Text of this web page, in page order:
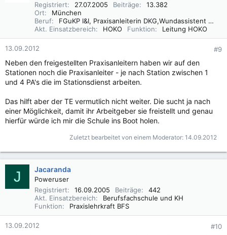
Registriert 27.07.2005 Beiträge
13.382
Ort
München
Beruf
FGuKP I&I, Praxisanleiterin DKG,Wundassistent WaCert DGfW, Rettungsassistentin, Diätassistentin
Akt. Einsatzbereich
HOKO Funktion Leitung HOKO
13.09.2012 #9
Neben den freigestellten Praxisanleitern haben wir auf den
Stationen noch die Praxisanleiter - je nach Station zwischen 1
und 4 PA's die im Stationsdienst arbeiten.
Das hilft aber der TE vermutlich nicht weiter. Die sucht ja nach
einer Möglichkeit, damit ihr Arbeitgeber sie freistellt und genau
hierfür würde ich mir die Schule ins Boot holen.
Zuletzt bearbeitet von einem Moderator: 14.09.2012
J Jacaranda
Poweruser
Registriert
16.09.2005 Beiträge
442
Akt. Einsatzbereich
Berufsfachschule und KH
Funktion
Praxislehrkraft BFS
13.09.2012 #10